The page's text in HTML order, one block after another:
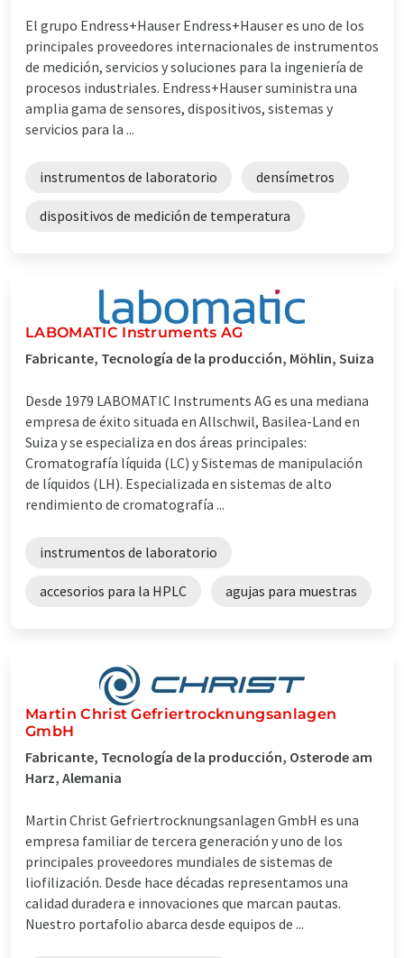
El grupo Endress+Hauser Endress+Hauser es uno de los
principales proveedores internacionales de instrumentos
de medición, servicios y soluciones para la ingeniería de
procesos industriales. Endress+Hauser suministra una
amplia gama de sensores, dispositivos, sistemas y
servicios para la ...
instrumentos de laboratorio densímetros
dispositivos de medición de temperatura
LABOMATIC Instruments AG
Fabricante, Tecnología de la producción, Möhlin, Suiza
Desde 1979 LABOMATIC Instruments AG es una mediana
empresa de éxito situada en Allschwil, Basilea-Land en
Suiza y se especializa en dos áreas principales:
Cromatografía líquida (LC) y Sistemas de manipulación
de líquidos (LH). Especializada en sistemas de alto
rendimiento de cromatografía ...
instrumentos de laboratorio
accesorios para la HPLC agujas para muestras
Martin Christ Gefriertrocknungsanlagen
GmbH
Fabricante, Tecnología de la producción, Osterode am
Harz, Alemania
Martin Christ Gefriertrocknungsanlagen GmbH es una
empresa familiar de tercera generación y uno de los
principales proveedores mundiales de sistemas de
liofilización. Desde hace décadas representamos una
calidad duradera e innovaciones que marcan pautas.
Nuestro portafolio abarca desde equipos de ...